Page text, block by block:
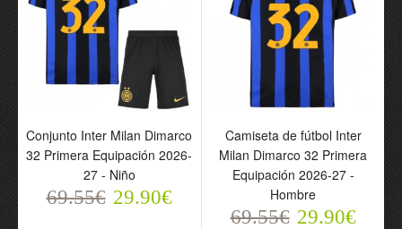
Camiseta de fútbol Inter
Equipación 2026-27 -
Hombre
69.55€
Conjunto Inter Milan Dimarco
32 Primera Equipación 2026-
27 - Niño
69.55€ 29.90€
Camiseta de fútbol Inter
Milan Dimarco 32 Primera
Equipación 2026-27 -
Hombre
69.55€ 29.90€